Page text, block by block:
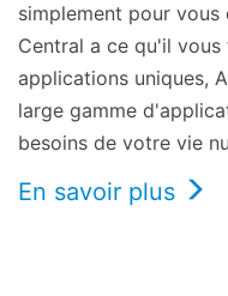
simplement pour
Central a ce qu'il
applications uniques,
large gamme
besoins de votre vie
En savoir plus